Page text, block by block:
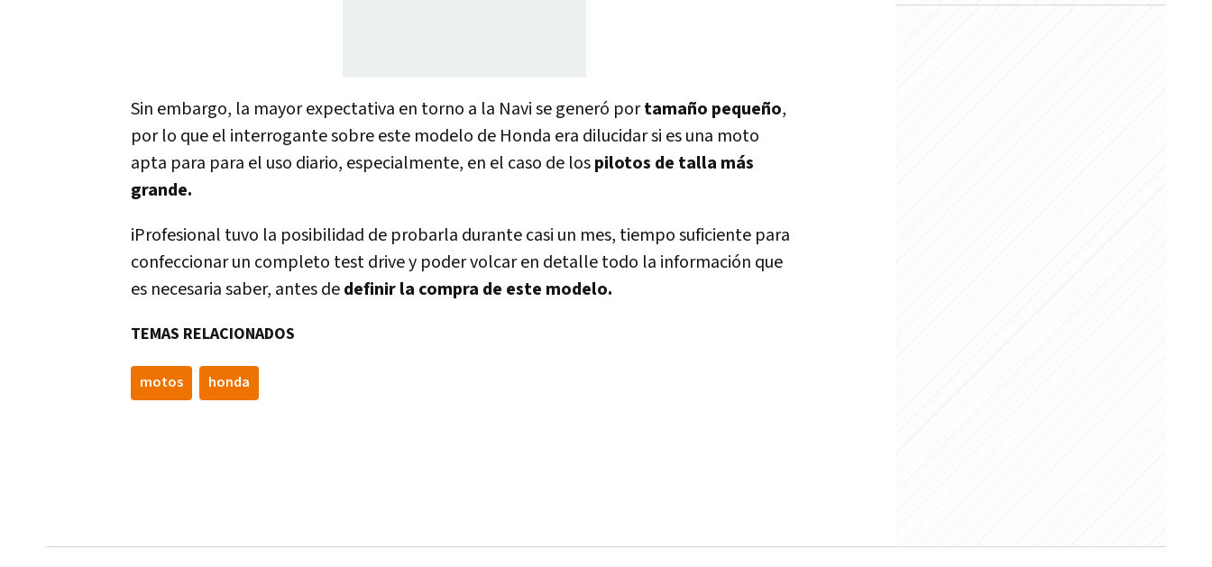
Sin embargo, la mayor expectativa en torno a la Navi se generó portamaño pequeño,
por lo que el interrogante sobre este modelo de Honda era dilucidar si es una moto
apta para para el uso diario, especialmente, en el caso de lospilotos de talla más
grande.
iProfesional tuvo la posibilidad de probarla durante casi un mes, tiempo suficiente para
confeccionar un completo test drive y poder volcar en detalle todo la información que
es necesaria saber, antes dedefinir la compra de este modelo.
TEMAS RELACIONADOS
motos honda